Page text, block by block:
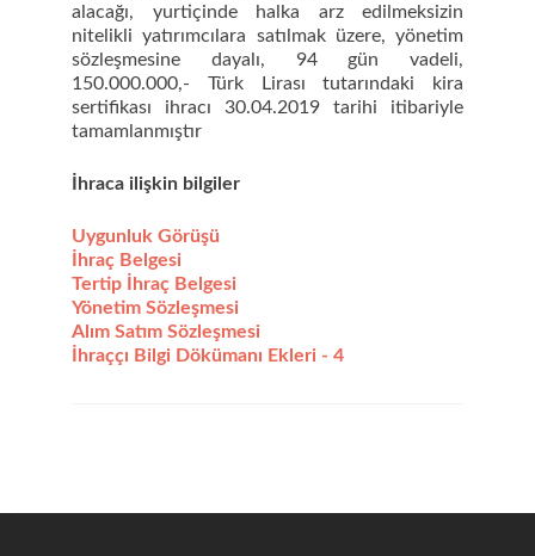
alacağı, yurtiçinde halka arz edilmeksizin
nitelikli yatırımcılara satılmak üzere, yönetim
sözleşmesine dayalı, 94 gün vadeli,
150.000.000,- Türk Lirası tutarındaki kira
sertifikası ihracı 30.04.2019 tarihi itibariyle
tamamlanmıştır
İhraca ilişkin bilgiler
Uygunluk Görüşü
İhraç Belgesi
Tertip İhraç Belgesi
Yönetim Sözleşmesi
Alım Satım Sözleşmesi
İhraççı Bilgi Dökümanı Ekleri - 4